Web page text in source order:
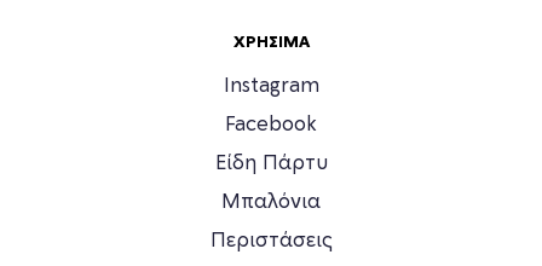
ΧΡΉΣΙΜΑ
Instagram
Facebook
Είδη Πάρτυ
Μπαλόνια
Περιστάσεις